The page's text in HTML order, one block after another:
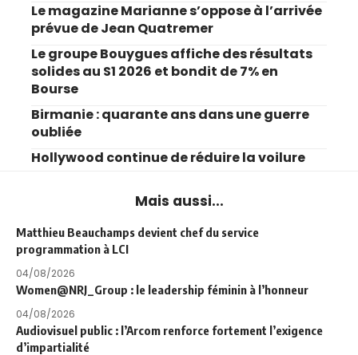
Le magazine Marianne s’oppose à l’arrivée
prévue de Jean Quatremer
Le groupe Bouygues affiche des résultats
solides au S1 2026 et bondit de 7% en
Bourse
Birmanie : quarante ans dans une guerre
oubliée
Hollywood continue de réduire la voilure
Mais aussi...
Matthieu Beauchamps devient chef du service
programmation à LCI
04/08/2026
Women@NRJ_Group : le leadership féminin à l’honneur
04/08/2026
Audiovisuel public : l’Arcom renforce fortement l’exigence
d’impartialité